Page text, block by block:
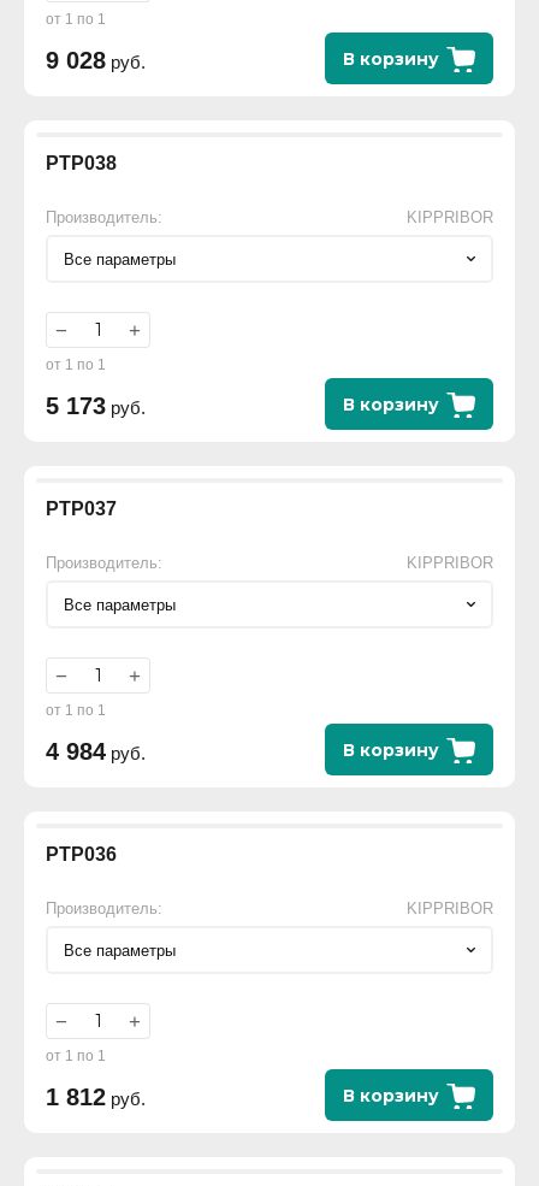
от 1 по 1
9 028 руб. В корзину
РТР038
Производитель: KIPPRIBOR
Все параметры
− +
от 1 по 1
5 173 руб. В корзину
РТР037
Производитель: KIPPRIBOR
Все параметры
− +
от 1 по 1
4 984 руб. В корзину
РТР036
Производитель: KIPPRIBOR
Все параметры
− +
от 1 по 1
1 812 руб. В корзину